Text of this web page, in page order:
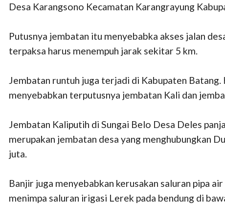
Desa Karangsono Kecamatan Karangrayung
Putusnya jembatan itu menyebabka akses jalan
terpaksa harus menempuh jarak sekitar 5 km.
Jembatan runtuh juga terjadi di Kabupaten
menyebabkan terputusnya jembatan Kali dan
Jembatan Kaliputih di Sungai Belo Desa Deles
merupakan jembatan desa yang menghubungkan
juta.
Banjir juga menyebabkan kerusakan saluran pipa
menimpa saluran irigasi Lerek pada bendung di